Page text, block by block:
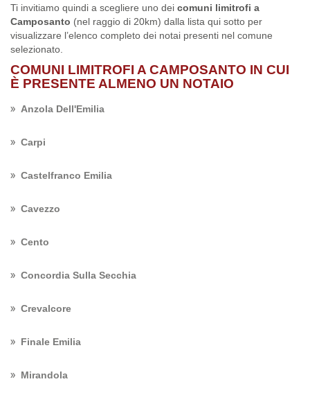
Ti invitiamo quindi a scegliere uno dei comuni limitrofi a
Camposanto (nel raggio di 20km) dalla lista qui sotto per
visualizzare l’elenco completo dei notai presenti nel comune
selezionato.
COMUNI LIMITROFI A CAMPOSANTO IN CUI
È PRESENTE ALMENO UN NOTAIO
Anzola Dell'Emilia
Carpi
Castelfranco Emilia
Cavezzo
Cento
Concordia Sulla Secchia
Crevalcore
Finale Emilia
Mirandola